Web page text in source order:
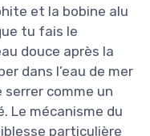
et la bobine alu
tu fais le
douce après la
dans l’eau de mer
comme un
Le mécanisme du
particulière